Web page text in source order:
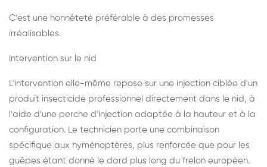
C'est une honnêteté préférable à des promesses
irréalisables.
Intervention sur le nid
L'intervention elle-même repose sur une injection ciblée d'un
produit insecticide professionnel directement dans le nid, à
l'aide d'une perche d'injection adaptée à la hauteur et à la
configuration. Le technicien porte une combinaison
spécifique aux hyménoptères, plus renforcée que pour les
guêpes étant donné le dard plus long du frelon européen.